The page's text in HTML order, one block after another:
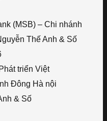
(MSB) – Chi nhánh
Thế Anh & Số
triển Việt
Đông Hà nội
& Số